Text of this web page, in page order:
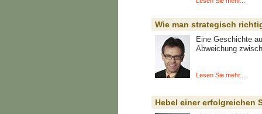
Wie man strategisch
Eine Geschichte
Abweichung
Lesen Sie mehr...
Hebel einer erfolgreichen